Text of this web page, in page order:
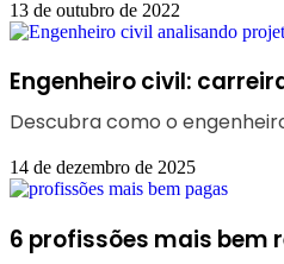
13 de outubro de 2022
Engenheiro civil:
Descubra como o
14 de dezembro de 2025
6 profissões mais bem